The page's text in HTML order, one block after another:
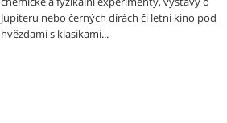
Jupiteru nebo černých dírách či letní kino pod
hvězdami s klasikami...